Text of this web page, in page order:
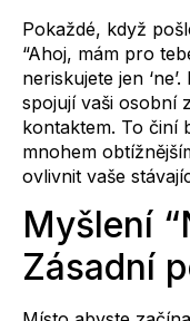
Pokaždé, když
“Ahoj, mám pro
neriskujete jen
spojují vaši osobní
kontaktem. To činí
mnohem
ovlivnit vaše
Myšlení
Zásadní